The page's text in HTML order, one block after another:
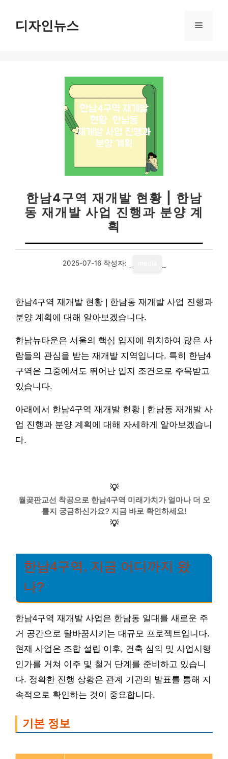
디자인뉴스 메
한남4구역 재개발 현황 | 한남
동 재개발 사업 진행과 분양 계
획
2025-07-16 작성자:
한남4구역 재개발 현황 | 한남동 재개발 사업 진행과
분양 계획에 대해 알아보겠습니다.
한남뉴타운은 서울의 핵심 입지에 위치하여 많은 사
람들의 관심을 받는 재개발 지역입니다. 특히 한남4
구역은 그중에서도 뛰어난 입지 조건으로 주목받고
있습니다.
아래에서 한남4구역 재개발 현황 | 한남동 재개발 사
업 진행과 분양 계획에 대해 자세하게 알아보겠습니
다.
💡
월곶판교선 착공으로 한남4구역 미래가치가 얼마나 더 오
를지 궁금하신가요? 지금 바로 확인하세요!
💡
한남4구역, 지금 어디까지 왔
나?
한남4구역 재개발 사업은 한남동 일대를 새로운 주
거 공간으로 탈바꿈시키는 대규모 프로젝트입니다.
현재 사업은 조합 설립 이후, 건축 심의 및 사업시행
인가를 거쳐 이주 및 철거 단계를 준비하고 있습니
다. 정확한 진행 상황은 관계 기관의 발표를 통해 지
속적으로 확인하는 것이 중요합니다.
기본 정보